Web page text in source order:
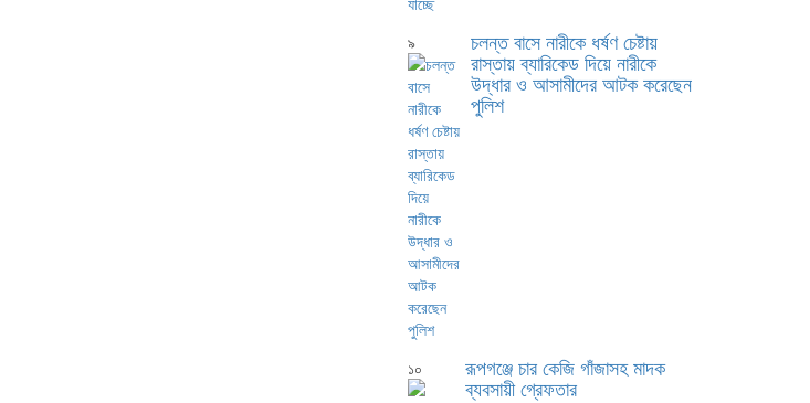
৯ চলন্ত বাসে নারীকে ধর্ষণ চেষ্টায়
রাস্তায় ব্যারিকেড দিয়ে নারীকে
উদ্ধার ও আসামীদের আটক করেছেন
পুলিশ
১০ রূপগঞ্জে চার কেজি গাঁজাসহ মাদক
ব্যবসায়ী গ্রেফতার